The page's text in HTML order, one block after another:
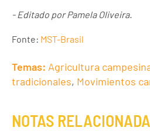
- Editado por Pamela Oliveira.
Fonte: MST-Brasil
Temas: Agricultura
tradicionales, Movimientos
NOTAS